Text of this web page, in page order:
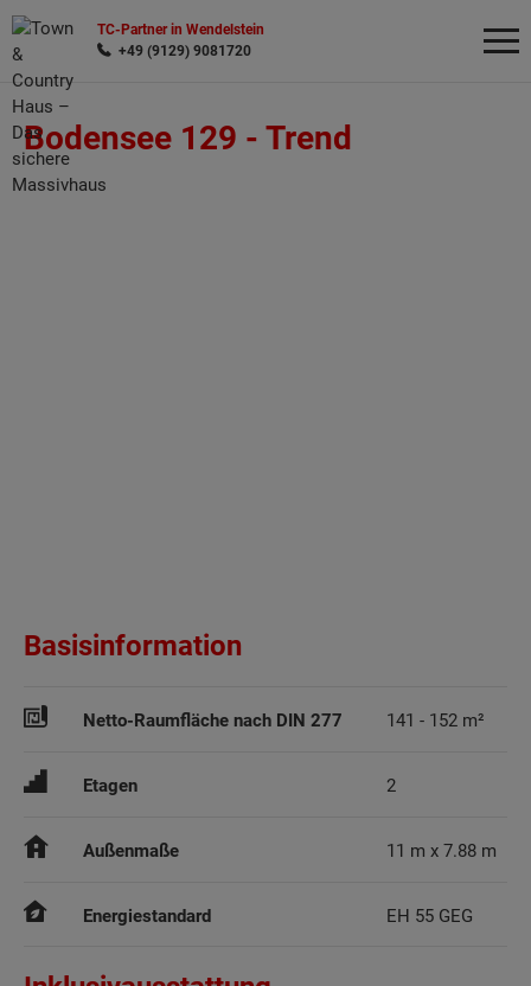
TC-Partner in Wendelstein
+49 (9129) 9081720
Bodensee 129 - Trend
Basisinformation
Netto-Raumfläche nach DIN 277 141 - 152 m²
Etagen 2
Außenmaße 11 m x 7.88 m
Energiestandard EH 55 GEG
Wonach möchten Sie suchen?